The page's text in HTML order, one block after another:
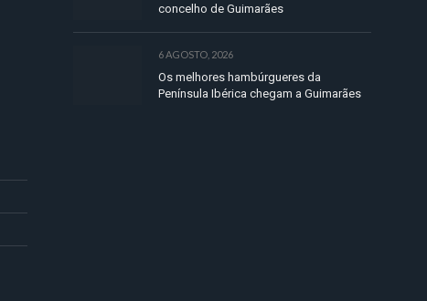
concelho de Guimarães
6 AGOSTO, 2026
Os melhores hambúrgueres da
Península Ibérica chegam a Guimarães